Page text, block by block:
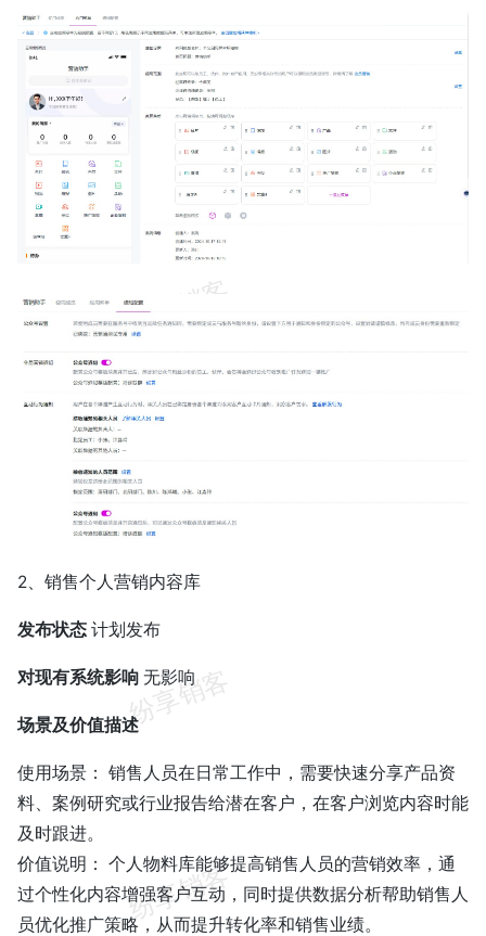
2、销售个人营销内容库
发布状态 计划发布
对现有系统影响 无影响
场景及价值描述
使用场景： 销售人员在日常工作中，需要快速分享产品资
料、案例研究或行业报告给潜在客户，在客户浏览内容时能
及时跟进。
价值说明： 个人物料库能够提高销售人员的营销效率，通
过个性化内容增强客户互动，同时提供数据分析帮助销售人
员优化推广策略，从而提升转化率和销售业绩。